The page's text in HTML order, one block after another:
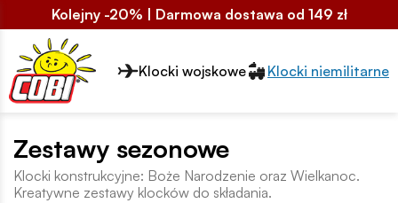
Kolejny -20% | Darmowa dostawa od 149 zł
Przełącznik segmentów2
Klocki wojskowe Klocki niemilitarne
Zestawy sezonowe
Klocki konstrukcyjne: Boże Narodzenie oraz Wielkanoc.
Kreatywne zestawy klocków do składania.